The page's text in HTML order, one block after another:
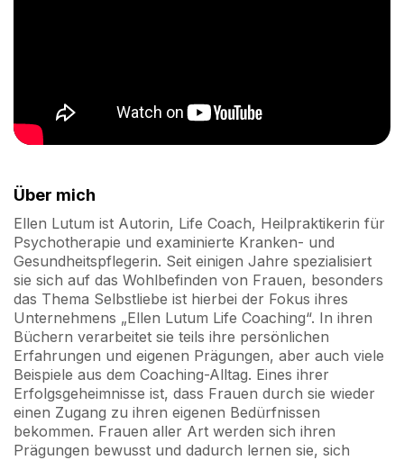
Über mich
Ellen Lutum ist Autorin, Life Coach, Heilpraktikerin für
Psychotherapie und examinierte Kranken- und
Gesundheitspflegerin. Seit einigen Jahre spezialisiert
sie sich auf das Wohlbefinden von Frauen, besonders
das Thema Selbstliebe ist hierbei der Fokus ihres
Unternehmens „Ellen Lutum Life Coaching“. In ihren
Büchern verarbeitet sie teils ihre persönlichen
Erfahrungen und eigenen Prägungen, aber auch viele
Beispiele aus dem Coaching-Alltag. Eines ihrer
Erfolgsgeheimnisse ist, dass Frauen durch sie wieder
einen Zugang zu ihren eigenen Bedürfnissen
bekommen. Frauen aller Art werden sich ihren
Prägungen bewusst und dadurch lernen sie, sich